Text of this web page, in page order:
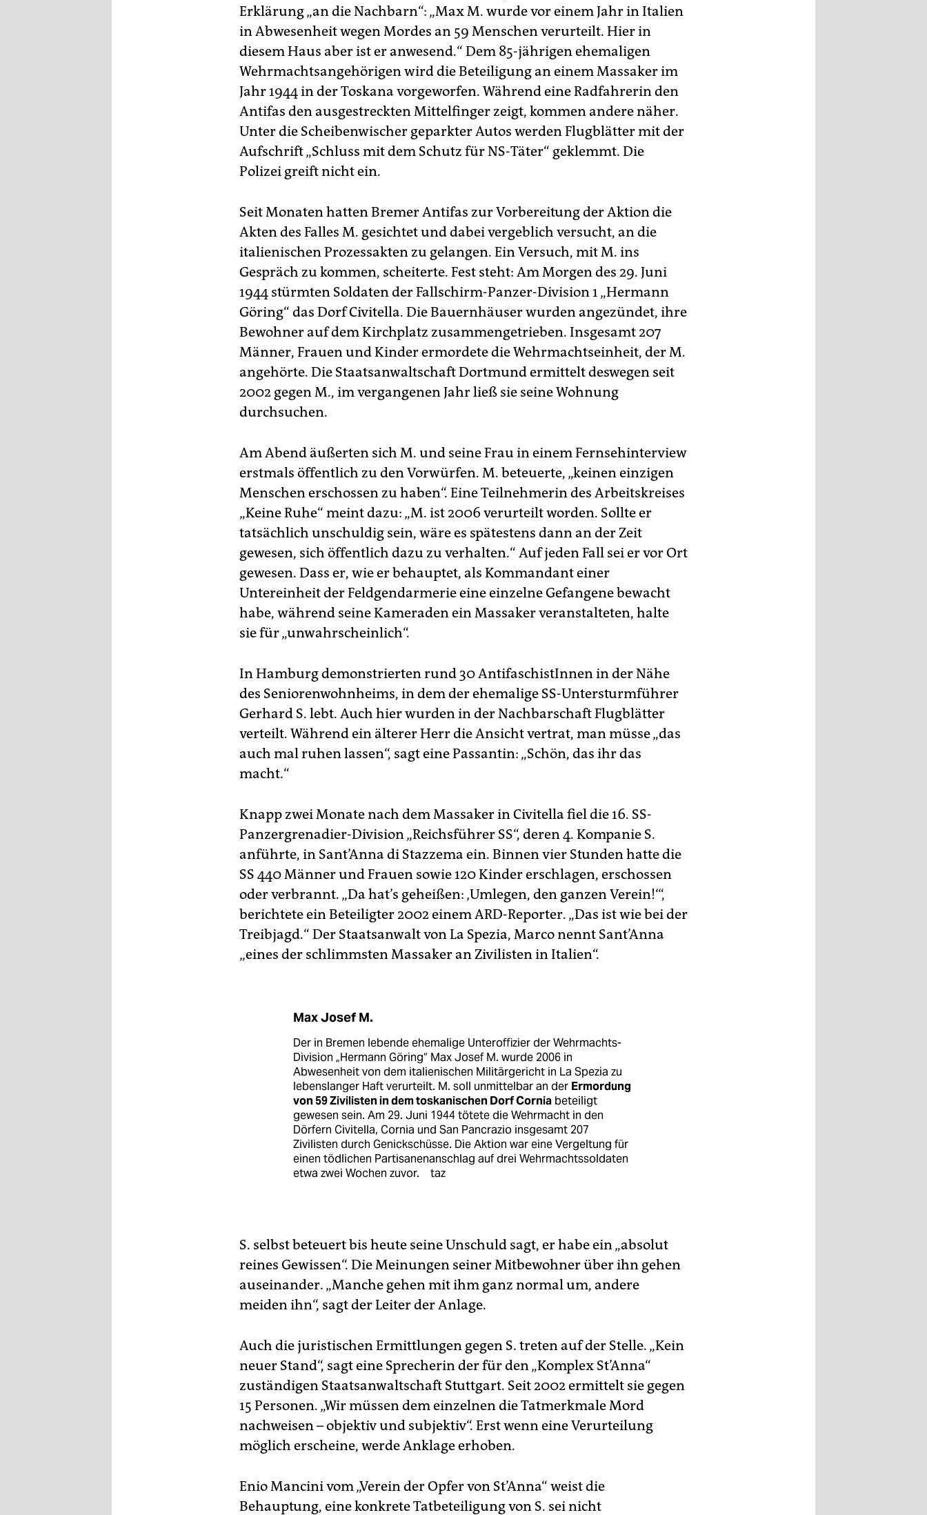
Erklärung „an die Nachbarn“: „Max M. wurde vor einem Jahr in Italien
in Abwesenheit wegen Mordes an 59 Menschen verurteilt. Hier in
diesem Haus aber ist er anwesend.“ Dem 85-jährigen ehemaligen
Wehrmachtsangehörigen wird die Beteiligung an einem Massaker im
Jahr 1944 in der Toskana vorgeworfen. Während eine Radfahrerin den
Antifas den ausgestreckten Mittelfinger zeigt, kommen andere näher.
Unter die Scheibenwischer geparkter Autos werden Flugblätter mit der
Aufschrift „Schluss mit dem Schutz für NS-Täter“ geklemmt. Die
Polizei greift nicht ein.
Seit Monaten hatten Bremer Antifas zur Vorbereitung der Aktion die
Akten des Falles M. gesichtet und dabei vergeblich versucht, an die
italienischen Prozessakten zu gelangen. Ein Versuch, mit M. ins
Gespräch zu kommen, scheiterte. Fest steht: Am Morgen des 29. Juni
1944 stürmten Soldaten der Fallschirm-Panzer-Division 1 „Hermann
Göring“ das Dorf Civitella. Die Bauernhäuser wurden angezündet, ihre
Bewohner auf dem Kirchplatz zusammengetrieben. Insgesamt 207
Männer, Frauen und Kinder ermordete die Wehrmachtseinheit, der M.
angehörte. Die Staatsanwaltschaft Dortmund ermittelt deswegen seit
2002 gegen M., im vergangenen Jahr ließ sie seine Wohnung
durchsuchen.
Am Abend äußerten sich M. und seine Frau in einem Fernsehinterview
erstmals öffentlich zu den Vorwürfen. M. beteuerte, „keinen einzigen
Menschen erschossen zu haben“. Eine Teilnehmerin des Arbeitskreises
„Keine Ruhe“ meint dazu: „M. ist 2006 verurteilt worden. Sollte er
tatsächlich unschuldig sein, wäre es spätestens dann an der Zeit
gewesen, sich öffentlich dazu zu verhalten.“ Auf jeden Fall sei er vor Ort
gewesen. Dass er, wie er behauptet, als Kommandant einer
Untereinheit der Feldgendarmerie eine einzelne Gefangene bewacht
habe, während seine Kameraden ein Massaker veranstalteten, halte
sie für „unwahrscheinlich“.
In Hamburg demonstrierten rund 30 AntifaschistInnen in der Nähe
des Seniorenwohnheims, in dem der ehemalige SS-Untersturmführer
Gerhard S. lebt. Auch hier wurden in der Nachbarschaft Flugblätter
verteilt. Während ein älterer Herr die Ansicht vertrat, man müsse „das
auch mal ruhen lassen“, sagt eine Passantin: „Schön, das ihr das
macht.“
Knapp zwei Monate nach dem Massaker in Civitella fiel die 16. SS-
Panzergrenadier-Division „Reichsführer SS“, deren 4. Kompanie S.
anführte, in Sant’Anna di Stazzema ein. Binnen vier Stunden hatte die
SS 440 Männer und Frauen sowie 120 Kinder erschlagen, erschossen
oder verbrannt. „Da hat’s geheißen: ‚Umlegen, den ganzen Verein!‘“,
berichtete ein Beteiligter 2002 einem ARD-Reporter. „Das ist wie bei der
Treibjagd.“ Der Staatsanwalt von La Spezia, Marco nennt Sant’Anna
„eines der schlimmsten Massaker an Zivilisten in Italien“.
Max Josef M.
Der in Bremen lebende ehemalige Unteroffizier der Wehrmachts-
Division „Hermann Göring“ Max Josef M. wurde 2006 in
Abwesenheit von dem italienischen Militärgericht in La Spezia zu
lebenslanger Haft verurteilt. M. soll unmittelbar an der Ermordung
von 59 Zivilisten in dem toskanischen Dorf Corniabeteiligt
gewesen sein. Am 29. Juni 1944 tötete die Wehrmacht in den
Dörfern Civitella, Cornia und San Pancrazio insgesamt 207
Zivilisten durch Genickschüsse. Die Aktion war eine Vergeltung für
einen tödlichen Partisanenanschlag auf drei Wehrmachtssoldaten
etwa zwei Wochen zuvor. taz
S. selbst beteuert bis heute seine Unschuld sagt, er habe ein „absolut
reines Gewissen“. Die Meinungen seiner Mitbewohner über ihn gehen
auseinander. „Manche gehen mit ihm ganz normal um, andere
meiden ihn“, sagt der Leiter der Anlage.
Auch die juristischen Ermittlungen gegen S. treten auf der Stelle. „Kein
neuer Stand“, sagt eine Sprecherin der für den „Komplex St’Anna“
zuständigen Staatsanwaltschaft Stuttgart. Seit 2002 ermittelt sie gegen
15 Personen. „Wir müssen dem einzelnen die Tatmerkmale Mord
nachweisen – objektiv und subjektiv“. Erst wenn eine Verurteilung
möglich erscheine, werde Anklage erhoben.
Enio Mancini vom „Verein der Opfer von St’Anna“ weist die
Behauptung, eine konkrete Tatbeteiligung von S. sei nicht